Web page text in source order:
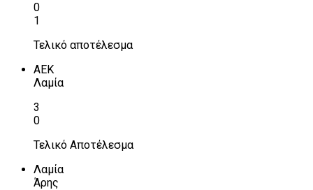
0
1
Τελικό αποτέλεσμα
ΑΕΚ
Λαμία
3
0
Τελικό Αποτέλεσμα
Λαμία
Άρης